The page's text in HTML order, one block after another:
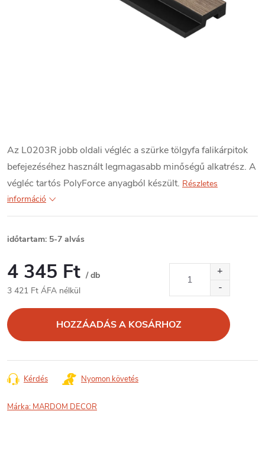
Az L0203R jobb oldali végléc a szürke tölgyfa falikárpitok
befejezéséhez használt legmagasabb minőségű alkatrész. A
végléc tartós PolyForce anyagból készült. Részletes
információ
időtartam: 5-7 alvás
4 345 Ft / db
3 421 Ft ÁFA nélkül
HOZZÁADÁS A KOSÁRHOZ
Kérdés Nyomon követés
Márka: MARDOM DECOR